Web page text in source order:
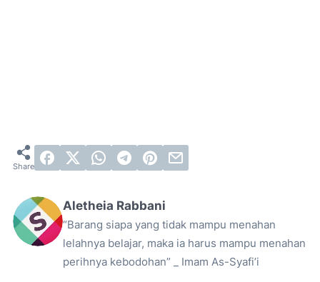
Aletheia Rabbani
“Barang siapa yang tidak mampu menahan
lelahnya belajar, maka ia harus mampu menahan
perihnya kebodohan” _ Imam As-Syafi’i